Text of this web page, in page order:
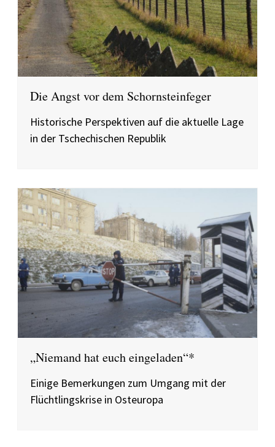
Die Angst vor dem Schornsteinfeger
Historische Perspektiven auf die aktuelle Lage
in der Tschechischen Republik
„Niemand hat euch eingeladen“*
Einige Bemerkungen zum Umgang mit der
Flüchtlingskrise in Osteuropa